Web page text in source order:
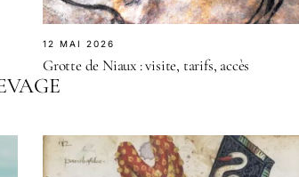
12 MAI 2026
Grotte de Niaux : visite, tarifs, accès